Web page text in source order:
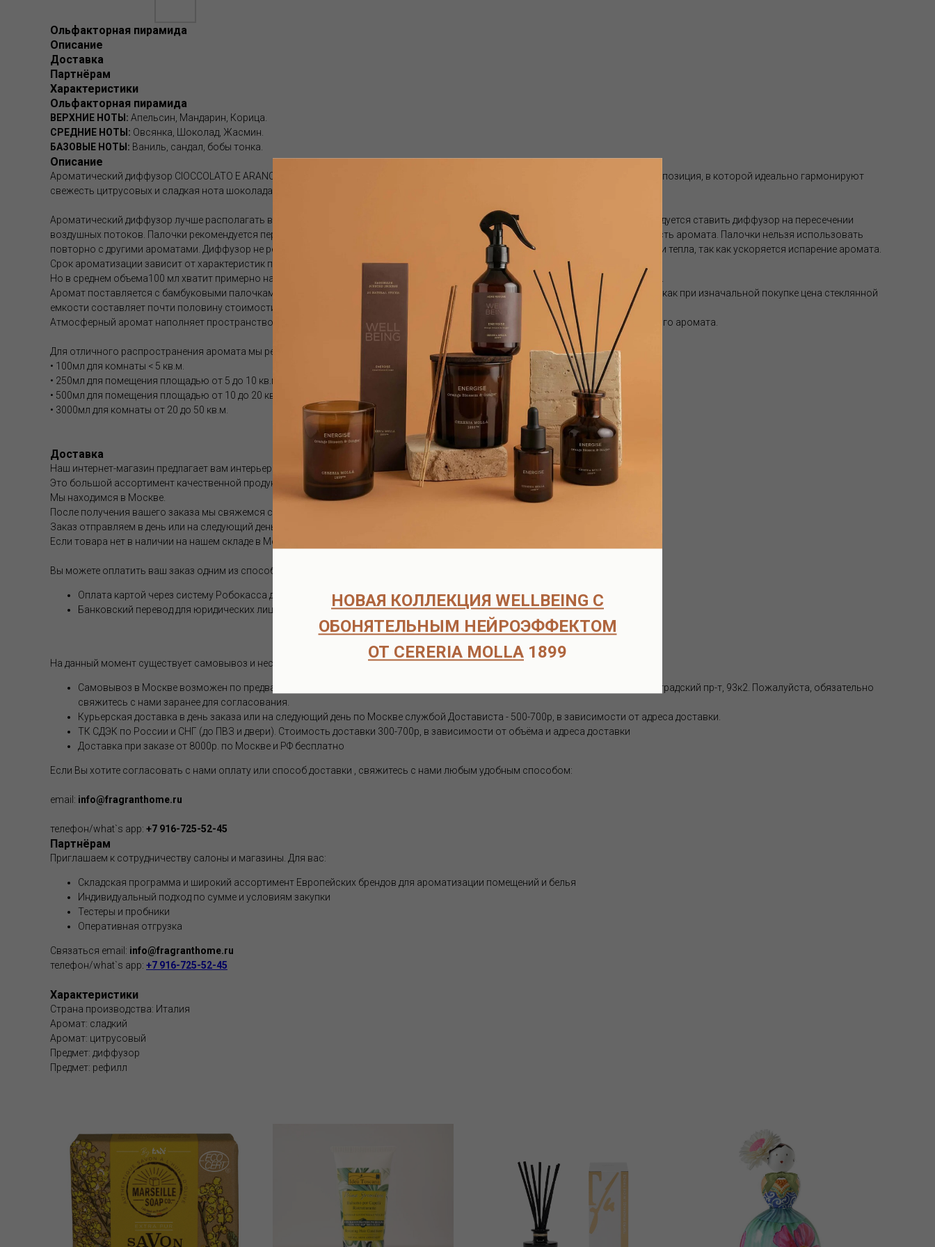
НОВАЯ КОЛЛЕКЦИЯ WELLBEING С
ОБОНЯТЕЛЬНЫМ НЕЙРОЭФФЕКТОМ
ОТ CERERIA MOLLA 1899
Ольфакторная пирамида
Описание
Доставка
Партнёрам
Характеристики
Ольфакторная пирамида
ВЕРХНИЕ НОТЫ: Апельсин, Мандарин, Корица.
СРЕДНИЕ НОТЫ: Овсянка, Шоколад, Жасмин.
БАЗОВЫЕ НОТЫ: Ваниль, сандал, бобы тонка.
Описание
Ароматический диффузор CIOCCOLATO E ARANCIO (Шоколад и Апельсин) от Logevy Firenze 1965 - это гурманская парфюмерная композиция, в которой идеально гармонируют
свежесть цитрусовых и сладкая нота шоколада.
Ароматический диффузор лучше располагать в центре помещения , чтобы аромат распространялся равномерно. Обычно рекомендуется ставить диффузор на пересечении
воздушных потоков. Палочки рекомендуется переворачивать раз в две-четыре недели. Количество палочек регулирует насыщенность аромата. Палочки нельзя использовать
повторно с другими ароматами. Диффузор не рекомендуются ставить на прямой солнечный свет или ставить рядом с источниками тепла, так как ускоряется испарение аромата.
Срок ароматизации зависит от характеристик помещения, температуры, влажности и места размещения диффузора.
Но в среднем объема100 мл хватит примерно на 1-1.5 месяца; объема 250 мл. — 2-3 месяца, а емкости 500 мл. — обычно 3-5 месяцев.
Аромат поставляется с бамбуковыми палочками. Если аромат закончился, вы можете приобрести рефилл. Это более выгодно, так как при изначальной покупке цена стеклянной
емкости составляет почти половину стоимости диффузора, поэтому покупка рефилла позволяет экономить.
Атмосферный аромат наполняет пространство особым благоуханием . Используйте вместе с диффузором для усиления выбранного аромата.
Для отличного распространения аромата мы рекомендуем один или несколько флаконов:
• 100мл для комнаты < 5 кв.м.
• 250мл для помещения площадью от 5 до 10 кв.м.
• 500мл для помещения площадью от 10 до 20 кв.м.
• 3000мл для комнаты от 20 до 50 кв.м.
Доставка
Наш интернет-магазин предлагает вам интерьерные ароматы европейских брендов, в наличии и под заказ.
Это большой ассортимент качественной продукции.
Мы находимся в Москве.
После получения вашего заказа мы свяжемся с вами и согласуем детали оплаты и доставки.
Заказ отправляем в день или на следующий день после оплаты.
Если товара нет в наличии на нашем складе в Москве, срок поставки составляет 6-8 недель.
Вы можете оплатить ваш заказ одним из способов (оплата возможна только после подтверждения наличия товара на складе):
Оплата картой через систему Робокасса для физических лиц
Банковский перевод для юридических лиц
На данный момент существует самовывоз и несколько способов доставки:
Самовывоз в Москве возможен по предварительной договоренности по тел.+7-916-725-52-45 по адресу : м.Кузьминки, Волгоградский пр-т, 93к2. Пожалуйста, обязательно
свяжитесь с нами заранее для согласования.
Курьерская доставка в день заказа или на следующий день по Москве службой Достависта - 500-700р, в зависимости от адреса доставки.
ТК СДЭК по России и СНГ (до ПВЗ и двери). Стоимость доставки 300-700р, в зависимости от объёма и адреса доставки
Доставка при заказе от 8000р. по Москве и РФ бесплатно
Если Вы хотите согласовать с нами оплату или способ доставки , свяжитесь с нами любым удобным способом:
email: info@fragranthome.ru
телефон/what`s app: +7 916-725-52-45
Партнёрам
Приглашаем к сотрудничеству салоны и магазины. Для вас:
Складская программа и широкий ассортимент Европейских брендов для ароматизации помещений и белья
Индивидуальный подход по сумме и условиям закупки
Тестеры и пробники
Оперативная отгрузка
Связаться email: info@fragranthome.ru
телефон/what`s app: +7 916-725-52-45
Характеристики
Страна производства: Италия
Аромат: сладкий
Аромат: цитрусовый
Предмет: диффузор
Предмет: рефилл